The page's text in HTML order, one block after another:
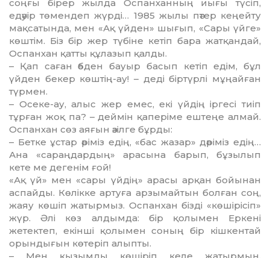
соңғы бірер жылда Оспанханның иығы түсіп,
едәуір төмендеп жүрді… 1985 жылы пәтер кеңейту
мақсатында, мен «Ақ үйден» шығып, «Сары үйге»
көштім. Біз бір жер түбіне кетіп бара жатқандай,
Оспанхан қатты құлазып қалды.
– Қап саған әбден бауыр басып кетіп едім, бұл
үйден бекер көштің-ау! – деді біртүрлі мұңайған
түрмен.
– Осеке-ау, алыс жер емес, екі үйдің іргесі тиіп
тұрған жоқ па? – деймін қаперіме ештеңе алмай.
Оспанхан сөз аяғын әзілге бұрды:
– Бетке ұстар әріміз едің, «бас жазар» дәріміз едің…
Ана «сараңдардың» арасына барып, бұзылып
кете ме дегенім ғой!
«Ақ үй» мен «сары үйдің» арасы арқан бойынан
аспайды. Көлікке артуға арзымайтын болған соң,
жаяу көшіп жатырмыз. Оспанхан бізді «көшірісіп»
жүр. Әлі көз алдымда: бір қолымен Еркені
жетектеп, екінші қолымен соның бір кішкентай
орындығын көтеріп алыпты.